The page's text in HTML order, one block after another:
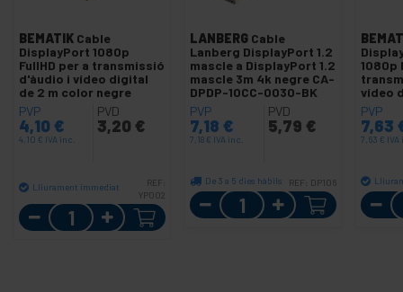
BEMATIK Cable
DisplayPort 1080p
FullHD per a transmissió
d'àudio i vídeo digital
de 2 m color negre
PVP
4,10 €
4,10 € IVA inc.
PVD
3,20 €
Lliurament immediat
REF:
YP002
Quantitat
LANBERG Cable
Lanberg DisplayPort 1.2
mascle a DisplayPort 1.2
mascle 3m 4k negre CA-
DPDP-10CC-0030-BK
PVP
7,18 €
7,18 € IVA inc.
PVD
5,79 €
De 3 a 5 dies hàbils REF: DP106
Quantitat
1080p
vídeo
color
PVP
7,63
7,63 €